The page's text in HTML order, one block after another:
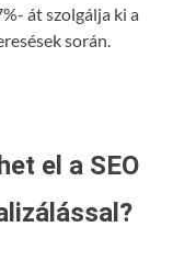
át szolgálja ki a
során.
el a SEO